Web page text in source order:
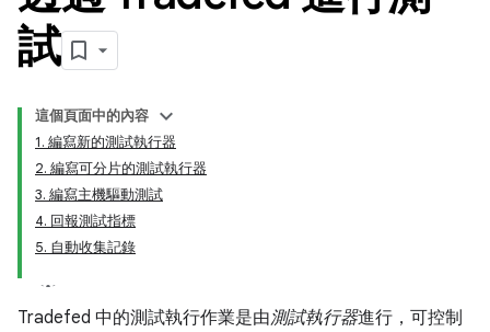
試
這個頁面中的內容
1. 編寫新的測試執行器
2. 編寫可分片的測試執行器
3. 編寫主機驅動測試
4. 回報測試指標
5. 自動收集記錄
Tradefed 中的測試執行作業是由測試執行器進行，可控制